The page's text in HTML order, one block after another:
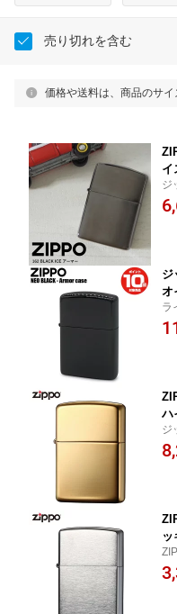
売り切れを含む
価格や送料は、商品のサイ
イ
サ
ジ
ジ
オ
ジ
オ
タ
ポ
ラ
オ
ハ
イ
ば
ジ
ッ
69
ッ
こ
サ
ッ